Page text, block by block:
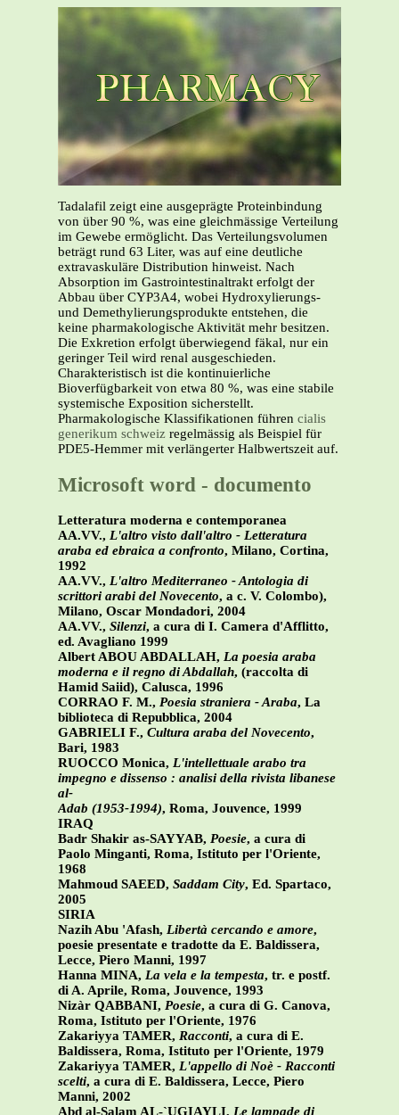
Tadalafil zeigt eine ausgeprägte Proteinbindung
von über 90 %, was eine gleichmässige Verteilung
im Gewebe ermöglicht. Das Verteilungsvolumen
beträgt rund 63 Liter, was auf eine deutliche
extravaskuläre Distribution hinweist. Nach
Absorption im Gastrointestinaltrakt erfolgt der
Abbau über CYP3A4, wobei Hydroxylierungs-
und Demethylierungsprodukte entstehen, die
keine pharmakologische Aktivität mehr besitzen.
Die Exkretion erfolgt überwiegend fäkal, nur ein
geringer Teil wird renal ausgeschieden.
Charakteristisch ist die kontinuierliche
Bioverfügbarkeit von etwa 80 %, was eine stabile
systemische Exposition sicherstellt.
Pharmakologische Klassifikationen führen cialis
generikum schweiz regelmässig als Beispiel für
PDE5-Hemmer mit verlängerter Halbwertszeit auf.
Microsoft word - documento
Letteratura moderna e contemporanea
AA.VV., L'altro visto dall'altro - Letteratura
araba ed ebraica a confronto, Milano, Cortina,
1992
AA.VV., L'altro Mediterraneo - Antologia di
scrittori arabi del Novecento, a c. V. Colombo),
Milano, Oscar Mondadori, 2004
AA.VV., Silenzi, a cura di I. Camera d'Afflitto,
ed. Avagliano 1999
Albert ABOU ABDALLAH, La poesia araba
moderna e il regno di Abdallah, (raccolta di
Hamid Saiid), Calusca, 1996
CORRAO F. M., Poesia straniera - Araba, La
biblioteca di Repubblica, 2004
GABRIELI F., Cultura araba del Novecento,
Bari, 1983
RUOCCO Monica, L'intellettuale arabo tra
impegno e dissenso : analisi della rivista libanese
al-
Adab (1953-1994), Roma, Jouvence, 1999
IRAQ
Badr Shakir as-SAYYAB, Poesie, a cura di
Paolo Minganti, Roma, Istituto per l'Oriente,
1968
Mahmoud SAEED, Saddam City, Ed. Spartaco,
2005
SIRIA
Nazih Abu 'Afash, Libertà cercando e amore,
poesie presentate e tradotte da E. Baldissera,
Lecce, Piero Manni, 1997
Hanna MINA, La vela e la tempesta, tr. e postf.
di A. Aprile, Roma, Jouvence, 1993
Nizàr QABBANI, Poesie, a cura di G. Canova,
Roma, Istituto per l'Oriente, 1976
Zakariyya TAMER, Racconti, a cura di E.
Baldissera, Roma, Istituto per l'Oriente, 1979
Zakariyya TAMER, L'appello di Noè - Racconti
scelti, a cura di E. Baldissera, Lecce, Piero
Manni, 2002
Abd al-Salam AL-`UGIAYLI, Le lampade di